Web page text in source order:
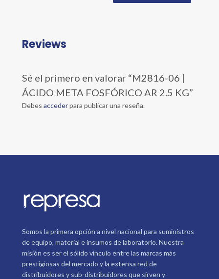
Reviews
Sé el primero en valorar “M2816-06 |
ÁCIDO META FOSFÓRICO AR 2.5 KG”
Debes accederpara publicar una reseña.
Somos la primera opción a nivel nacional para suministros
de equipo, material e insumos de laboratorio. Nuestra
misión es ser el sólido vínculo entre las marcas más
prestigiosas del mercado y la extensa red de
distribuidores y sub-distribuidores que sirven y